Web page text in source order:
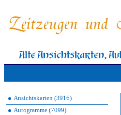
Ansichtskarten (3916)
Autogramme (7099)